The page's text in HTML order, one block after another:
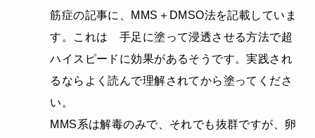
筋症の記事に、MMS＋DMSO法を記載していま
す。これは 手足に塗って浸透させる方法で超
ハイスピードに効果があるそうです。実践され
るならよく読んで理解されてから塗ってくださ
い。
MMS系は解毒のみで、それでも抜群ですが、卵